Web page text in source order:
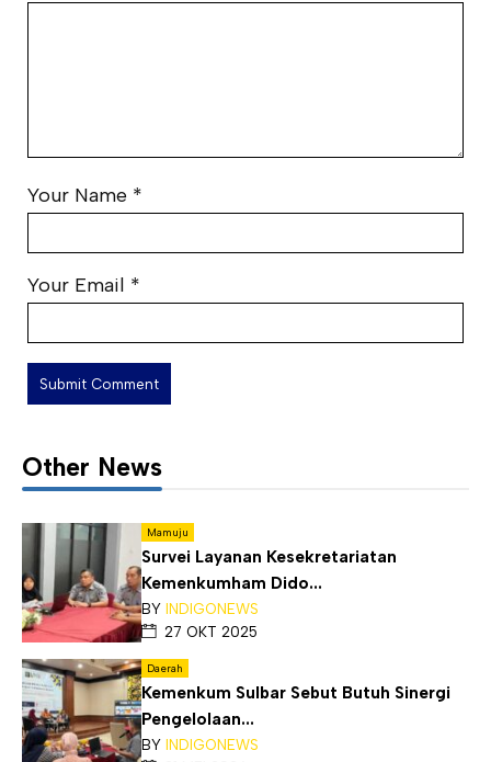
Your Name *
Your Email *
Other News
Mamuju
Survei Layanan Kesekretariatan
Kemenkumham Dido...
BY INDIGONEWS
27 OKT 2025
Daerah
Kemenkum Sulbar Sebut Butuh Sinergi
Pengelolaan...
BY INDIGONEWS